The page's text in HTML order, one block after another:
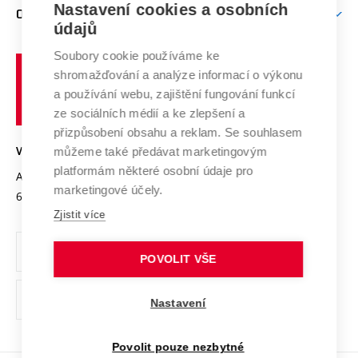
E-přihláška
Doktorské studium
Podpora podnikání
Mezinárodní vědecká rada
Systém zajišťování kvality výzkumu
Výzkumné infrastruktury
Transfer znalostí
Open Science
Projekty
Projekty ze strukturálních fondů
Specifický výzkum
Zahraniční spolupráce
Spolupráce se školami
Služby univerzity
Mezinárodní dohody
Univerzitní sítě
O UNIVERZITĚ
Profil univerzity
Udržitelná univerzita
Podnikavá univerzita / ContriBUTe
Bezpečná univerzita
Vyznamenání
Organizační struktura
Ochrana osobních údajů
odkaz)
učení
technické
VYSOKÉ UČENÍ TECHNICKÉ V BRNĚ
Antonínská 548/1
602 00 Brno
www.vut.cz
vut@vutbr.cz
Nastavení cookies a osobních
údajů
Soubory cookie používáme ke
shromažďování a analýze informací o výkonu
a používání webu, zajištění fungování funkcí
ze sociálních médií a ke zlepšení a
přizpůsobení obsahu a reklam. Se souhlasem
můžeme také předávat marketingovým
platformám některé osobní údaje pro
marketingové účely.
Zjistit více
POVOLIT VŠE
Nastavení
Povolit pouze nezbytné